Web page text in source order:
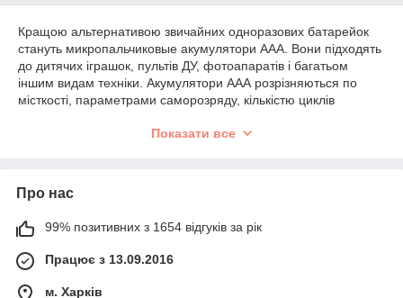
Кращою альтернативою звичайних одноразових батарейок
стануть микропальчиковые акумулятори ААА. Вони підходять
до дитячих іграшок, пультів ДУ, фотоапаратів і багатьом
іншим видам техніки. Акумулятори ААА розрізняються по
місткості, параметрами саморозряду, кількістю циклів
В інтернет-магазині представлені кращі моделі за
допоможуть вибрати оптимальний варіант по напрузі та
те, що ідеально підійде для приладу, техніки, електроніки.
Переваги микропальчиковых
акумуляторів ААА
Показати все
Про нас
99% позитивних з 1654 відгуків за рік
Працює з 13.09.2016
м. Харків